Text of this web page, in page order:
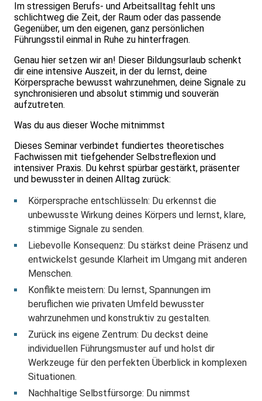
Im stressigen Berufs- und Arbeitsalltag fehlt uns
schlichtweg die Zeit, der Raum oder das passende
Gegenüber, um den eigenen, ganz persönlichen
Führungsstil einmal in Ruhe zu hinterfragen.
Genau hier setzen wir an! Dieser Bildungsurlaub schenkt
dir eine intensive Auszeit, in der du lernst, deine
Körpersprache bewusst wahrzunehmen, deine Signale zu
synchronisieren und absolut stimmig und souverän
aufzutreten.
Was du aus dieser Woche mitnimmst
Dieses Seminar verbindet fundiertes theoretisches
Fachwissen mit tiefgehender Selbstreflexion und
intensiver Praxis. Du kehrst spürbar gestärkt, präsenter
und bewusster in deinen Alltag zurück:
Körpersprache entschlüsseln: Du erkennst die
unbewusste Wirkung deines Körpers und lernst, klare,
stimmige Signale zu senden.
Liebevolle Konsequenz: Du stärkst deine Präsenz und
entwickelst gesunde Klarheit im Umgang mit anderen
Menschen.
Konflikte meistern: Du lernst, Spannungen im
beruflichen wie privaten Umfeld bewusster
wahrzunehmen und konstruktiv zu gestalten.
Zurück ins eigene Zentrum: Du deckst deine
individuellen Führungsmuster auf und holst dir
Werkzeuge für den perfekten Überblick in komplexen
Situationen.
Nachhaltige Selbstfürsorge: Du nimmst